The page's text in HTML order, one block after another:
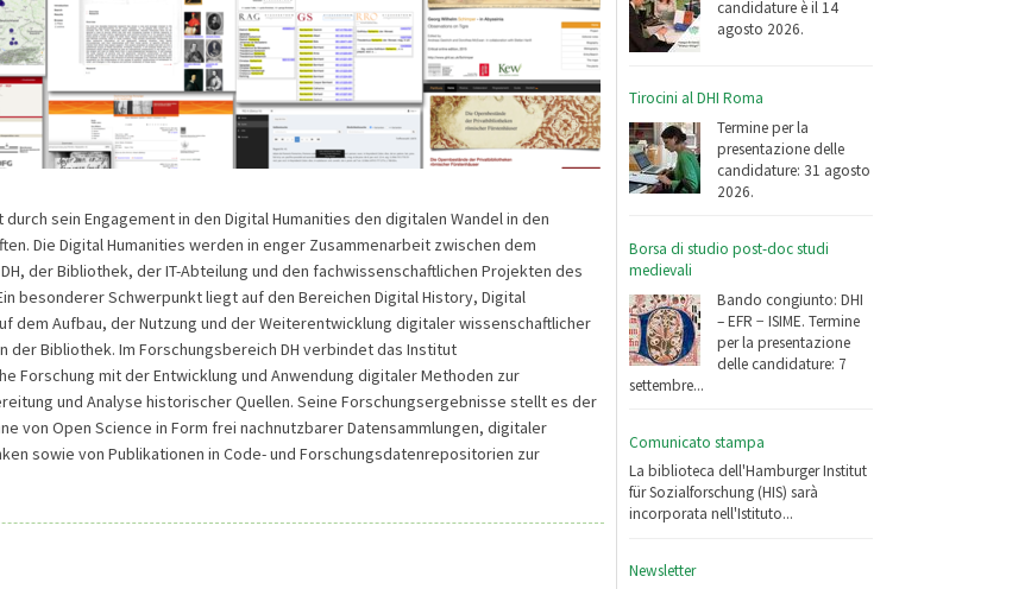
candidature è il 14
agosto 2026.
Tirocini al DHI Roma
Termine per la
presentazione delle
candidature: 31 agosto
2026.
Borsa di studio post-doc studi
medievali
Bando congiunto: DHI
– EFR − ISIME. Termine
per la presentazione
delle candidature: 7
settembre...
Comunicato stampa
La biblioteca dell'Hamburger Institut
für Sozialforschung (HIS) sarà
incorporata nell'Istituto...
Newsletter
durch sein Engagement in den Digital Humanities den digitalen Wandel in den
Die Digital Humanities werden in enger Zusammenarbeit zwischen dem
der Bibliothek, der IT-Abteilung und den fachwissenschaftlichen Projekten des
besonderer Schwerpunkt liegt auf den Bereichen Digital History, Digital
dem Aufbau, der Nutzung und der Weiterentwicklung digitaler wissenschaftlicher
der Bibliothek. Im Forschungsbereich DH verbindet das Institut
Forschung mit der Entwicklung und Anwendung digitaler Methoden zur
und Analyse historischer Quellen. Seine Forschungsergebnisse stellt es der
von Open Science in Form frei nachnutzbarer Datensammlungen, digitaler
sowie von Publikationen in Code- und Forschungsdatenrepositorien zur